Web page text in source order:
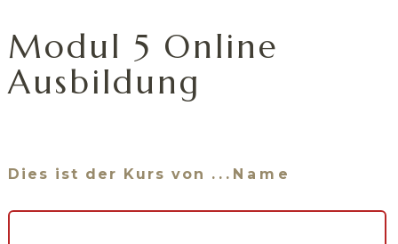
Modul 5 Online
Ausbildung
Dies ist der Kurs von ...Name